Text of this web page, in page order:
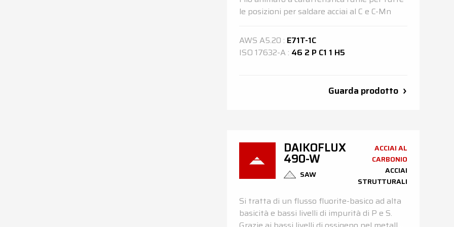
le posizioni per saldare acciai al C e C-Mn
AWS A5.20 : E71T-1C
ISO 17632-A : 46 2 P C1 1 H5
Guarda prodotto
DAIKOFLUX
490-W
SAW
ACCIAI AL
CARBONIO
ACCIAI
STRUTTURALI
Si tratta di un flusso fluorite-basico ad alta
basicità e bassi livelli di impurità di P e S.